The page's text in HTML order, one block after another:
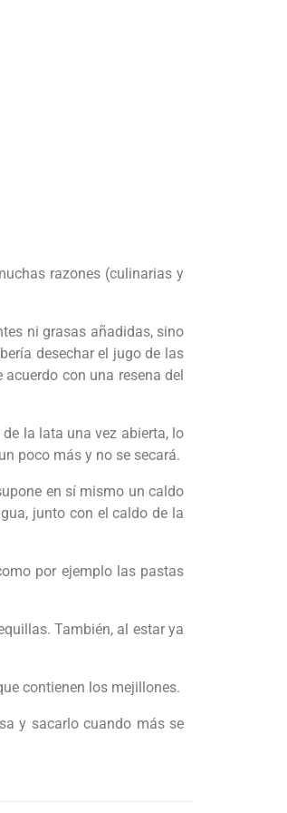
razones (culinarias y
ni grasas añadidas, sino
desechar el jugo de las
con una resena del
la lata una vez abierta, lo
poco más y no se secará.
en sí mismo un caldo
junto con el caldo de la
por ejemplo las pastas
También, al estar ya
contienen los mejillones.
y sacarlo cuando más se